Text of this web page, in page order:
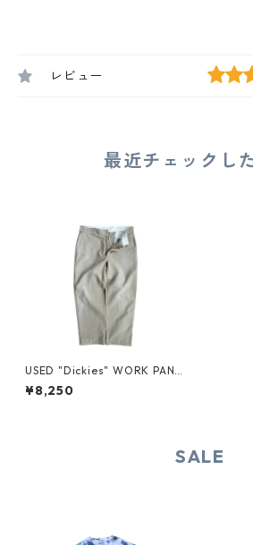
レビュー
最近チェックし
USED "Dickies" WORK PANT
S
¥8,250
SALE